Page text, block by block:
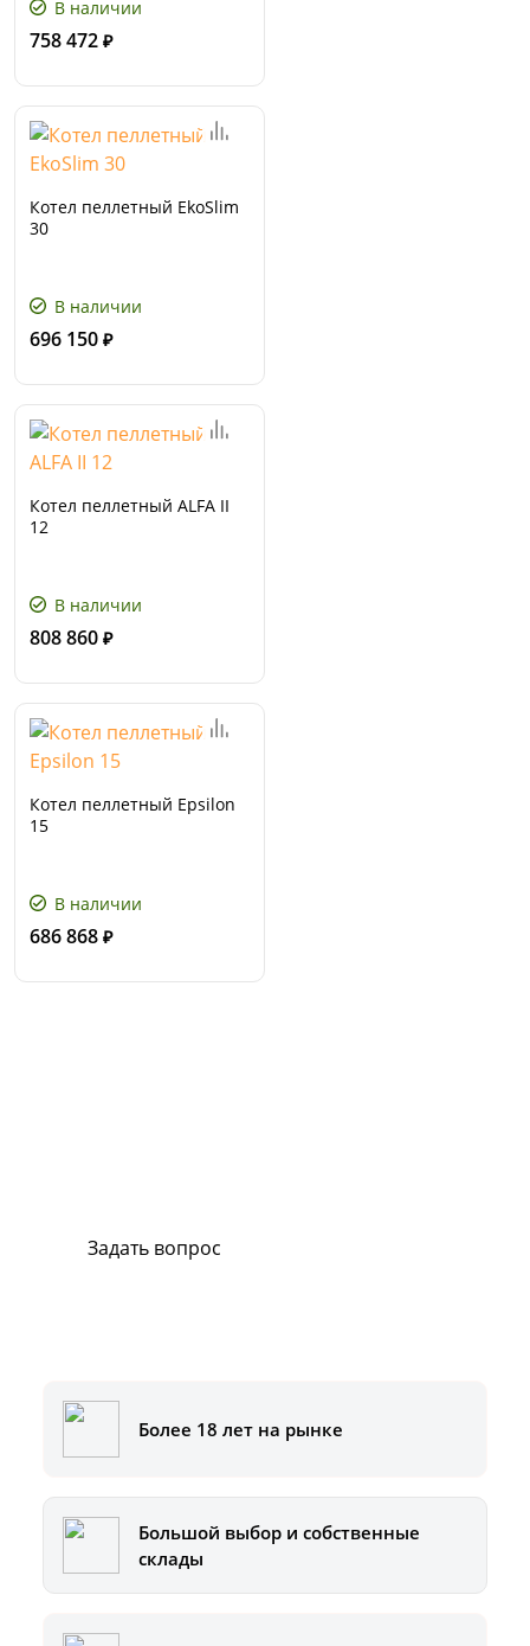
В наличии
758 472 ₽
Котел пеллетный EkoSlim
30
В наличии
696 150 ₽
Котел пеллетный ALFA II
12
В наличии
808 860 ₽
Котел пеллетный Epsilon
15
В наличии
686 868 ₽
Задать вопрос
Более 18 лет на рынке
Большой выбор и собственные
склады